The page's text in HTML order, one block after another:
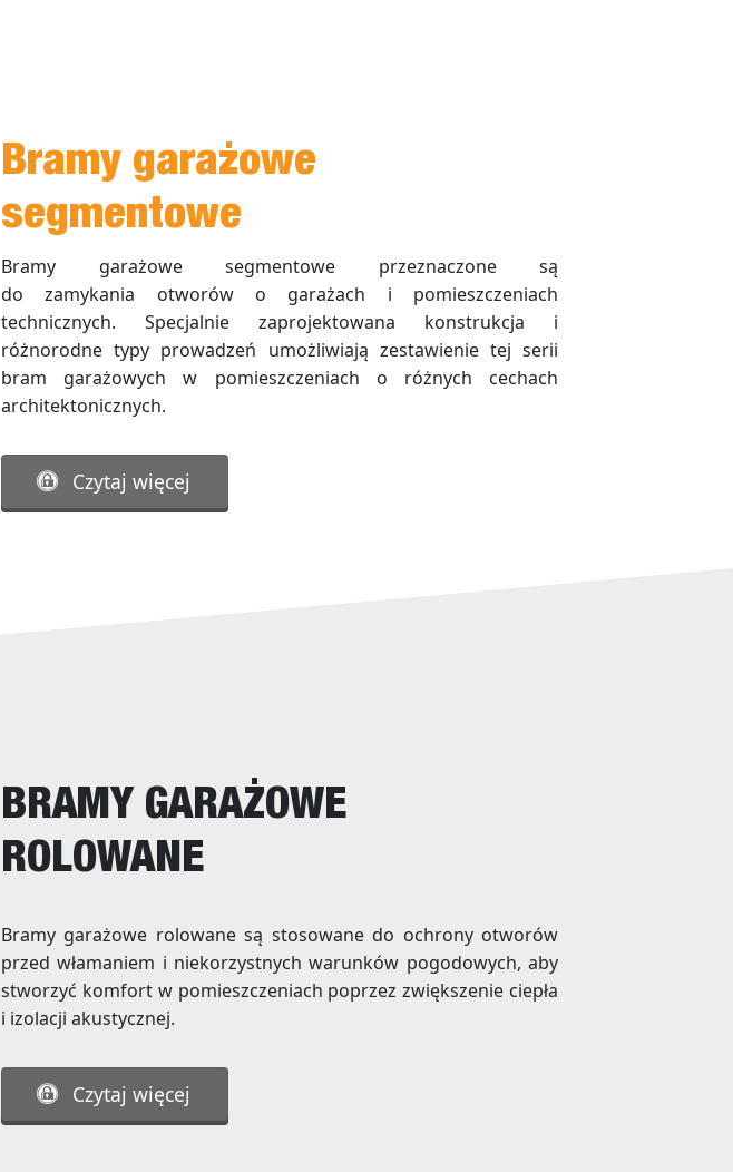
Bramy garażowe
segmentowe
Bramy garażowe segmentowe przeznaczone są
do zamykania otworów o garażach i pomieszczeniach
technicznych. Specjalnie zaprojektowana konstrukcja i
różnorodne typy prowadzeń umożliwiają zestawienie tej serii
bram garażowych w pomieszczeniach o różnych cechach
architektonicznych.
Czytaj więcej
BRAMY GARAŻOWE
ROLOWANE
Bramy garażowe rolowane są stosowane do ochrony otworów
przed włamaniem i niekorzystnych warunków pogodowych, aby
stworzyć komfort w pomieszczeniach poprzez zwiększenie ciepła
i izolacji akustycznej.
Czytaj więcej